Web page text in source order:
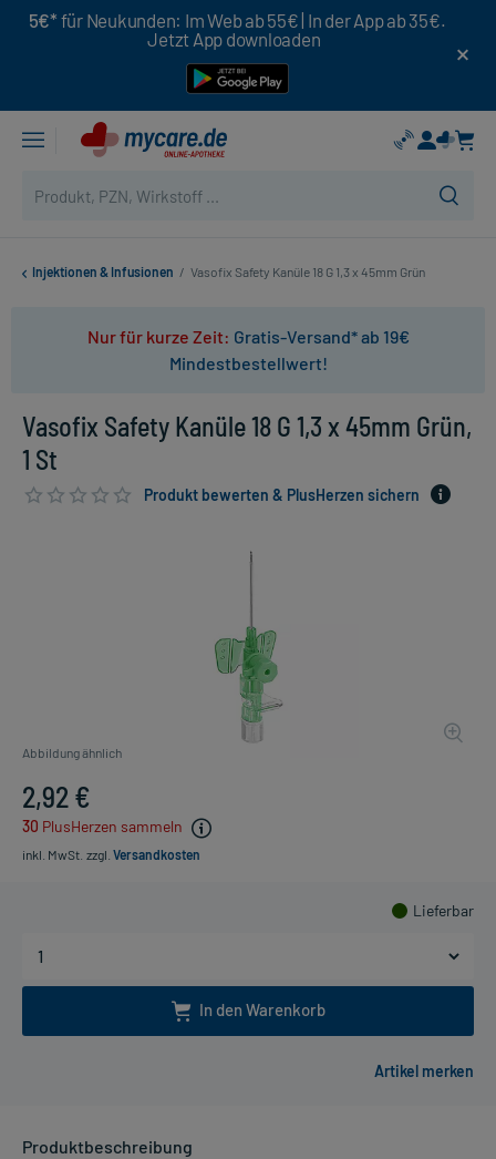
5€* für Neukunden: Im Web ab 55€ | In der App ab 35€.
Jetzt App downloaden
Injektionen & Infusionen / Vasofix Safety Kanüle 18 G 1,3 x 45mm Grün
Nur für kurze Zeit: Gratis-Versand* ab 19€
Mindestbestellwert!
Vasofix Safety Kanüle 18 G 1,3 x 45mm Grün,
1 St
Produkt bewerten & PlusHerzen sichern
Abbildung ähnlich
2,92 €
30 PlusHerzen sammeln
inkl. MwSt. zzgl. Versandkosten
Lieferbar
In den Warenkorb
Produktbeschreibung